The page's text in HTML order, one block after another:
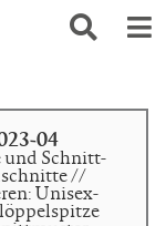
04
und Schnitt-
//
Unisex-